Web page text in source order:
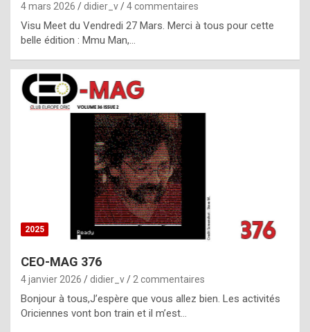
p
l
c
h
i
s
t
o
r
p
e
c
4 mars 2026 didier_v 4 commentaires
Visu Meet du Vendredi 27 Mars. Merci à tous pour cette
belle édition : Mmu Man,…
2025
CEO-MAG 376
4 janvier 2026 didier_v 2 commentaires
Bonjour à tous,J’espère que vous allez bien. Les activités
Oriciennes vont bon train et il m’est…